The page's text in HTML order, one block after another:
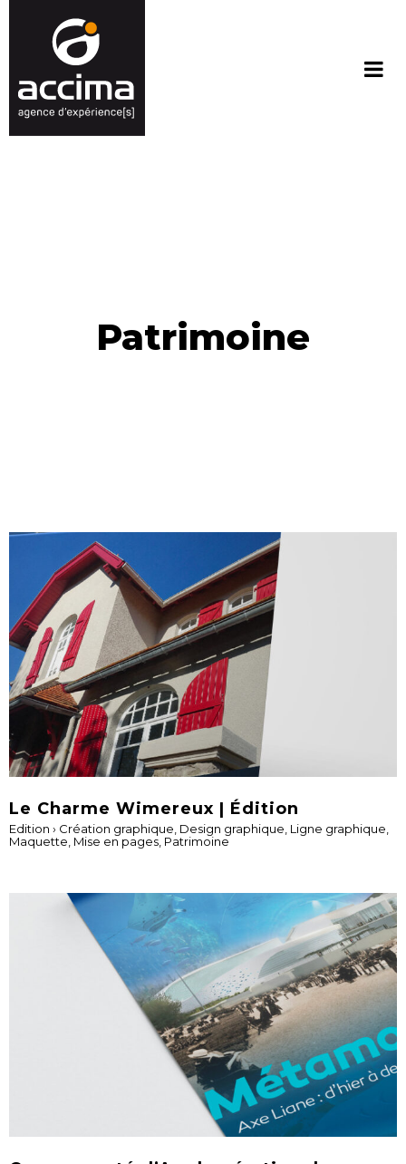
Patrimoine
Le Charme Wimereux | Édition
Edition › Création graphique Design graphique Ligne graphique
Maquette Mise en pages Patrimoine